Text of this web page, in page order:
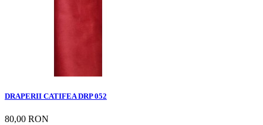
DRAPERII CATIFEA DRP 052
80,00 RON